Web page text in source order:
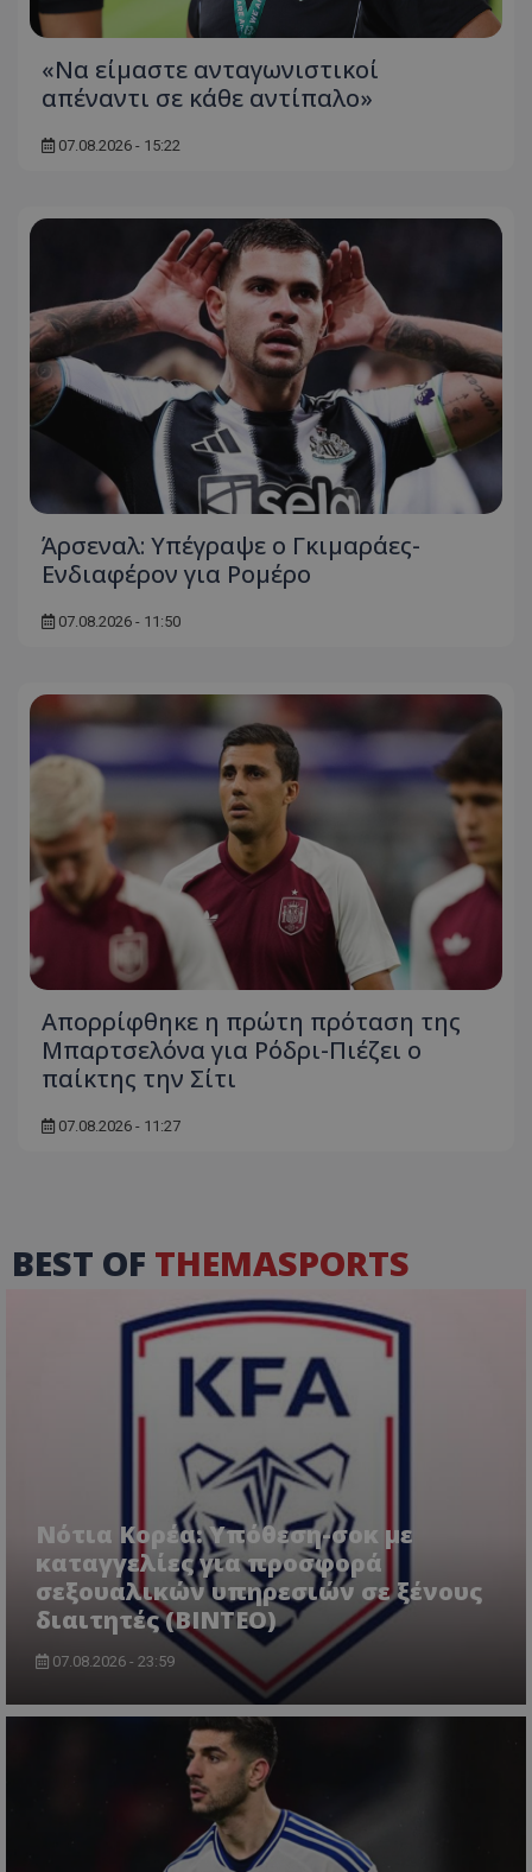
«Να είμαστε ανταγωνιστικοί
απέναντι σε κάθε αντίπαλο»
07.08.2026 - 15:22
Άρσεναλ: Υπέγραψε ο Γκιμαράες-
Ενδιαφέρον για Ρομέρο
07.08.2026 - 11:50
Απορρίφθηκε η πρώτη πρόταση της
Μπαρτσελόνα για Ρόδρι-Πιέζει ο
παίκτης την Σίτι
07.08.2026 - 11:27
BEST OF THEMASPORTS
Νότια Κορέα: Υπόθεση-σοκ με
καταγγελίες για προσφορά
σεξουαλικών υπηρεσιών σε ξένους
διαιτητές (BINTEO)
07.08.2026 - 23:59